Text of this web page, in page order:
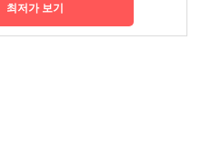
최저가 보기